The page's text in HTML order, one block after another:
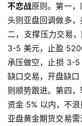
原
油
期
货
国
际
期
货
不恋战原则。第一
头则亚盘回调做多
二，支撑压力交易
3-5 美元，止盈
承压做空，止损 3-5
缺口交易，开盘缺
则顺势跟进。第四
资金 5% 以内，不浪
亚盘黄金期货交易